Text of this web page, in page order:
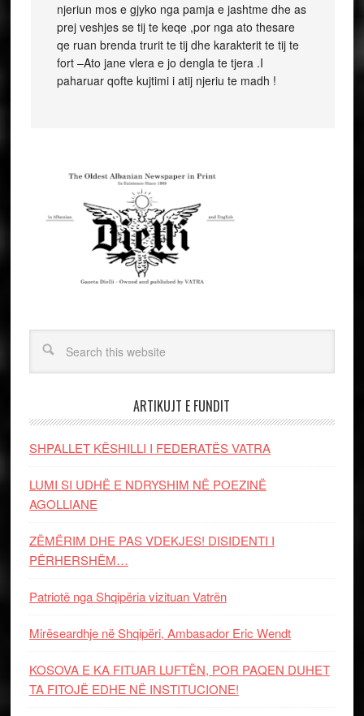
njeriun mos e gjyko nga pamja e jashtme dhe as
prej veshjes se tij te keqe ,por nga ato thesare
qe ruan brenda trurit te tij dhe karakterit te tij te
fort –Ato jane vlera e jo dengla te tjera .I
paharuar qofte kujtimi i atij njeriu te madh !
ARTIKUJT E FUNDIT
SHPALLET KËSHILLI I FEDERATËS VATRA
LUMI SI UDHË E NDRYSHIM NË POEZINË
AGOLLIANE
ZËMËRIM DHE PAS VDEKJES! DISIDENTI I
PËRHERSHËM…
Patriotë nga Shqipëria vizituan Vatrën
Mirëseardhje në Shqipëri, Ambasador Eric Wendt
KOSOVA E KA FITUAR LUFTËN, POR PAQEN DUHET
TA FITOJË EDHE NË INSTITUCIONE!